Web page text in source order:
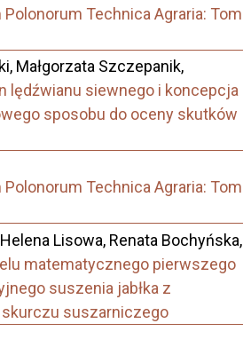
Technica Agraria: Tom
Małgorzata Szczepanik,
lędźwianu siewnego i koncepcja
sposobu do oceny skutków
Technica Agraria: Tom
Lisowa, Renata Bochyńska,
matematycznego pierwszego
suszenia jabłka z
suszarniczego